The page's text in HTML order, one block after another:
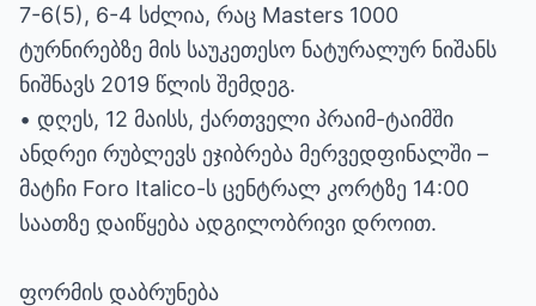
7-6(5), 6-4 სძლია, რაც Masters 1000
ტურნირებზე მის საუკეთესო ნატურალურ ნიშანს
ნიშნავს 2019 წლის შემდეგ.
• დღეს, 12 მაისს, ქართველი პრაიმ-ტაიმში
ანდრეი რუბლევს ეჯიბრება მერვედფინალში –
მატჩი Foro Italico-ს ცენტრალ კორტზე 14:00
საათზე დაიწყება ადგილობრივი დროით.
ფორმის დაბრუნება